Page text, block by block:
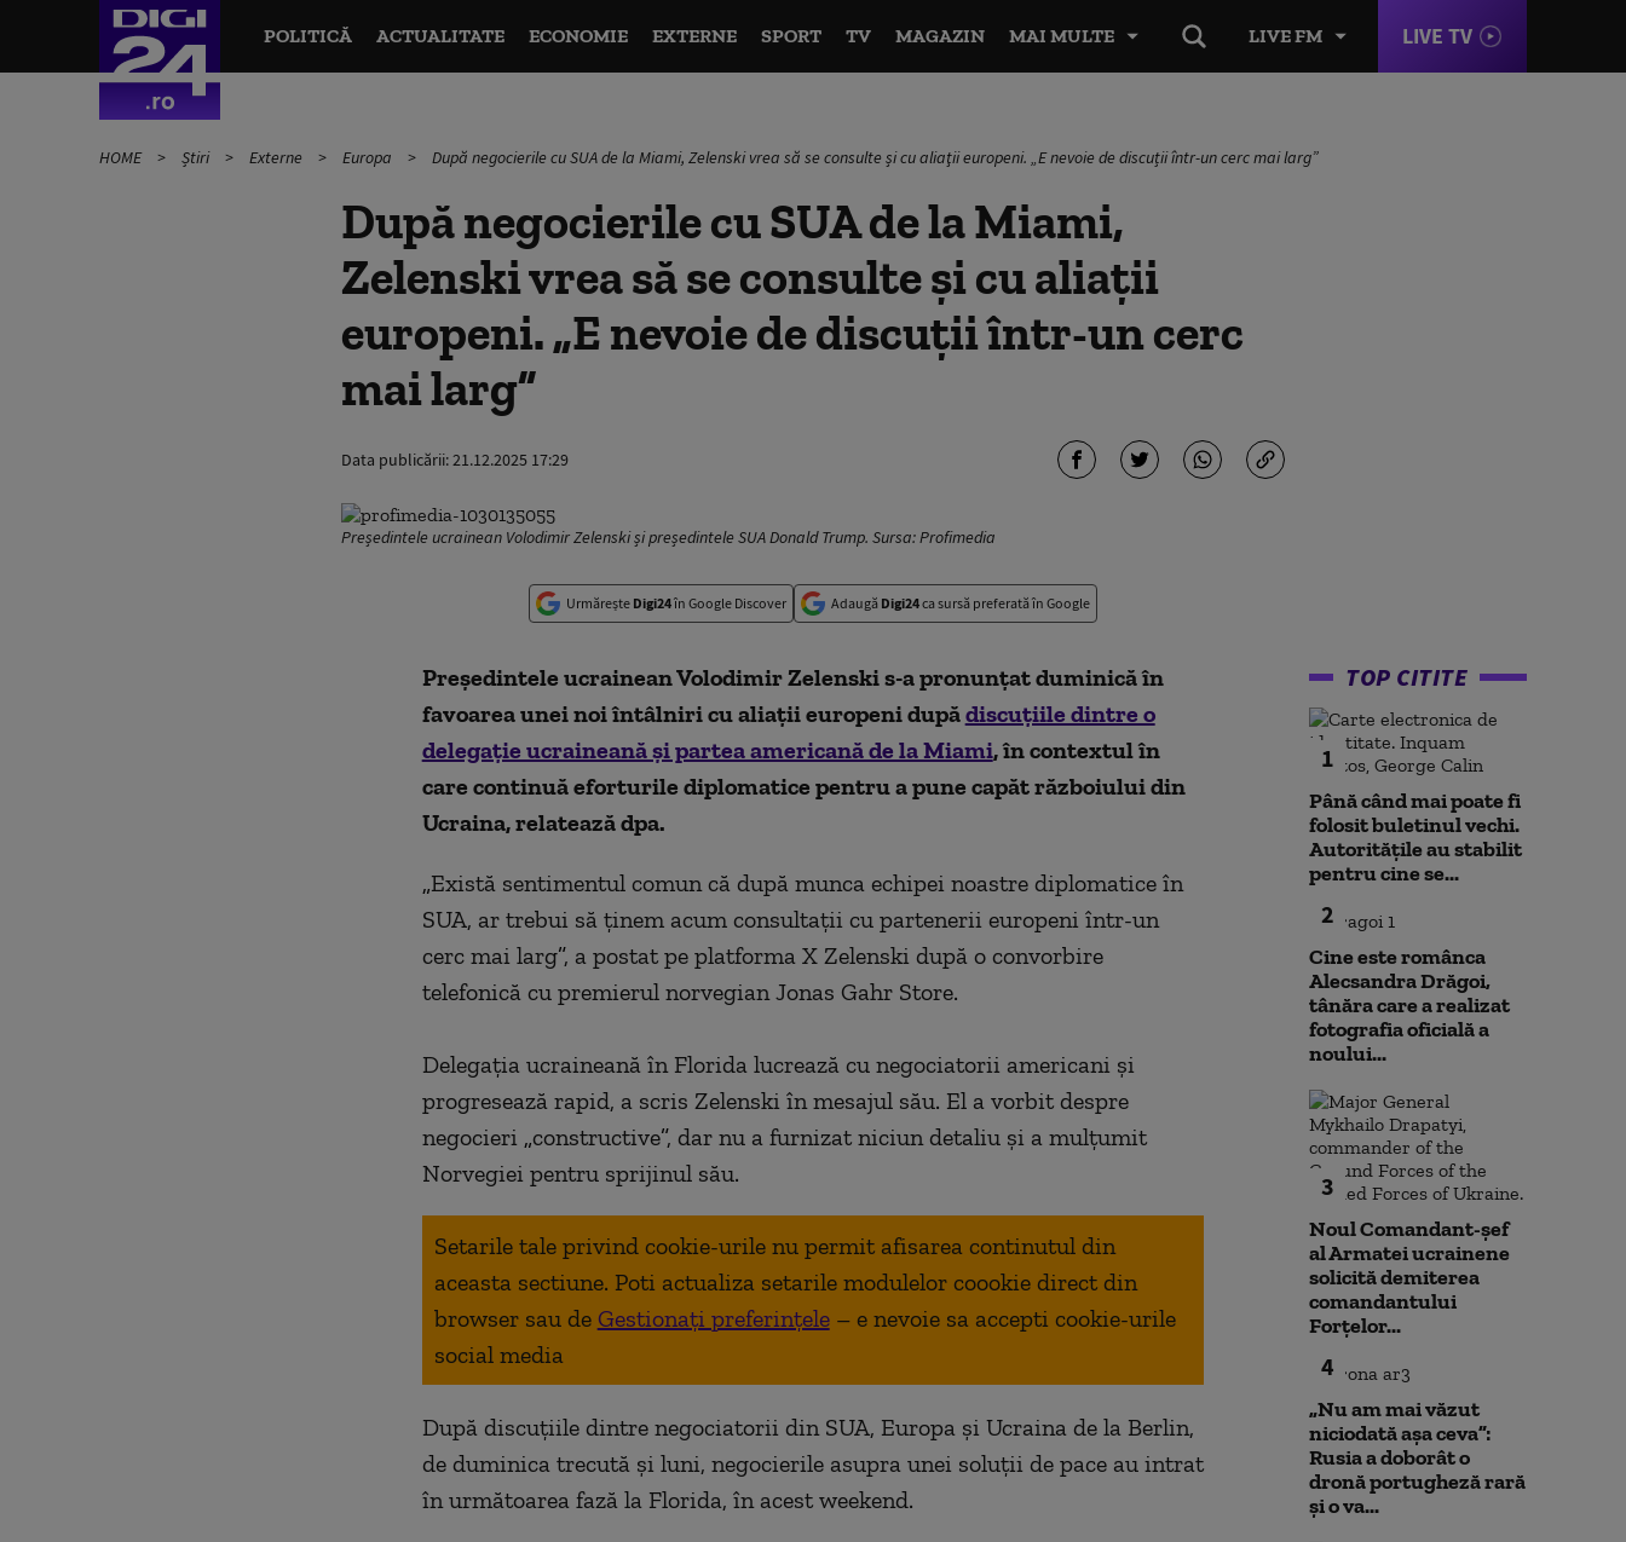
LIVE FM LIVE TV
POLITICĂ ACTUALITATE ECONOMIE EXTERNE SPORT TV MAGAZIN MAI MULTE
HOME Știri Externe Europa După negocierile cu SUA de la Miami, Zelenski vrea să se consulte și cu aliaţii europeni. „E nevoie de discuții într-un cerc mai larg”
După negocierile cu SUA de la Miami,
Zelenski vrea să se consulte și cu aliaţii
europeni. „E nevoie de discuții într-un cerc
mai larg”
Data publicării:21.12.2025 17:29
Președintele ucrainean Volodimir Zelenski și președintele SUA Donald Trump. Sursa: Profimedia
Urmărește Digi24în Google Discover Adaugă Digi24ca sursă preferată în Google
Preşedintele ucrainean Volodimir Zelenski s-a pronunţat duminică în
favoarea unei noi întâlniri cu aliaţii europeni dupădiscuţiile dintre o
delegaţie ucraineană şi partea americană de la Miami, în contextul în
care continuă eforturile diplomatice pentru a pune capăt războiului din
Ucraina, relatează dpa.
„Există sentimentul comun că după munca echipei noastre diplomatice în
SUA, ar trebui să ţinem acum consultaţii cu partenerii europeni într-un
cerc mai larg”, a postat pe platforma X Zelenski după o convorbire
telefonică cu premierul norvegian Jonas Gahr Store.
Delegaţia ucraineană în Florida lucrează cu negociatorii americani şi
progresează rapid, a scris Zelenski în mesajul său. El a vorbit despre
negocieri „constructive”, dar nu a furnizat niciun detaliu şi a mulţumit
Norvegiei pentru sprijinul său.
Setarile tale privind cookie-urile nu permit afisarea continutul din
aceasta sectiune. Poti actualiza setarile modulelor coookie direct din
browser sau de Gestionați preferințele – e nevoie sa accepti cookie-urile
social media
După discuţiile dintre negociatorii din SUA, Europa şi Ucraina de la Berlin,
de duminica trecută şi luni, negocierile asupra unei soluţii de pace au intrat
în următoarea fază la Florida, în acest weekend.
TOP CITITE
1
Până când mai poate fi
folosit buletinul vechi.
Autoritățile au stabilit
pentru cine se...
2
Cine este românca
Alecsandra Drăgoi,
tânăra care a realizat
fotografia oficială a
noului...
3
Noul Comandant-șef
al Armatei ucrainene
solicită demiterea
comandantului
Forțelor...
4
„Nu am mai văzut
niciodată așa ceva”:
Rusia a doborât o
dronă portugheză rară
și o va...